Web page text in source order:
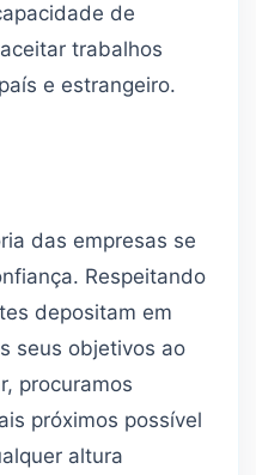
de
trabalhos
e estrangeiro.
das empresas se
Respeitando
depositam em
seus objetivos ao
procuramos
próximos possível
altura